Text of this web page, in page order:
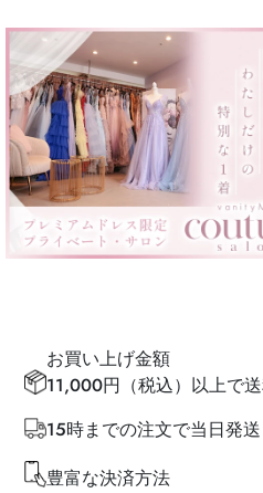
お買い上げ金額
11,000円（税込）以上で
15時までの注文で当日発送
豊富な決済方法